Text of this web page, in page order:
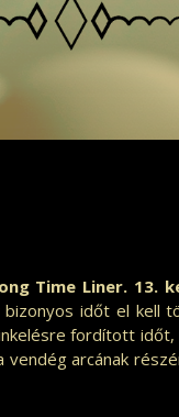
Time Liner. 13.
időt el
fordított
arcának